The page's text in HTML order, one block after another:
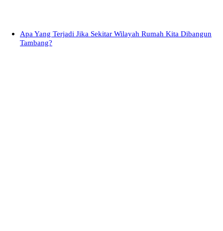
Apa Yang Terjadi Jika Sekitar Wilayah Rumah Kita Dibangun
Tambang?